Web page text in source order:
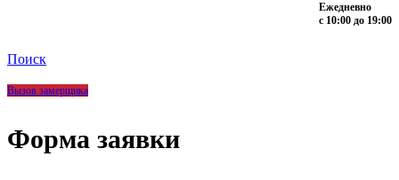
Ежедневно
с 10:00 до 19:00
Поиск
Вызов замерщика
Форма заявки